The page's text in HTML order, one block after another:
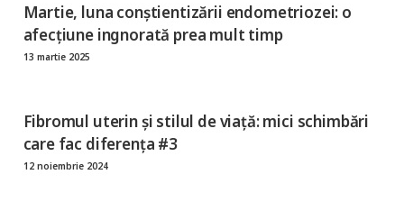
Martie, luna conștientizării endometriozei: o
afecțiune ingnorată prea mult timp
13 martie 2025
Fibromul uterin și stilul de viață: mici schimbări
care fac diferența #3
12 noiembrie 2024